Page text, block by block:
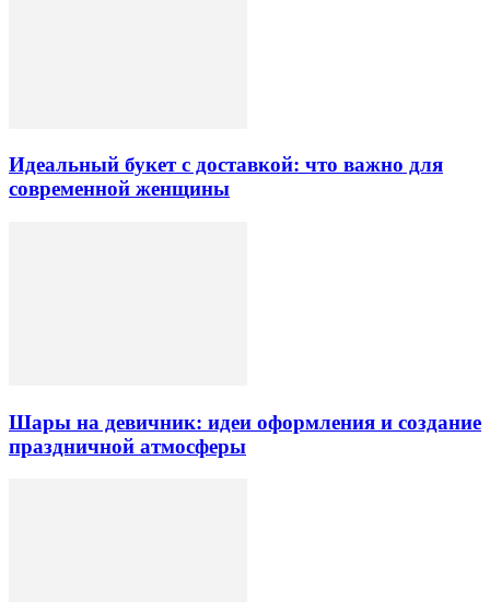
Идеальный букет с доставкой: что важно для
современной женщины
Шары на девичник: идеи оформления и создание
праздничной атмосферы